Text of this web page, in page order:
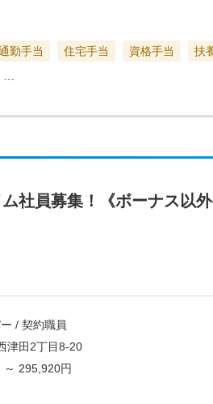
勤手当 住宅手当 資格手当
扶
社員募集！《ボーナス以
/ 契約職員
津田2丁目8-20
～ 295,920円